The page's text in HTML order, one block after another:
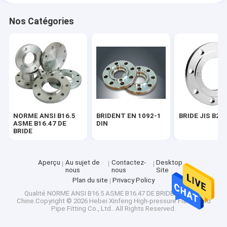
Nos Catégories
NORME ANSI B16.5
ASME B16.47 DE
BRIDE
BRIDENT EN 1092-1
DIN
BRIDE JIS
Aperçu
Au sujet de
nous
Contactez-
nous
Desktop
Site
Plan du site
Privacy Policy
Qualité NORME ANSI B16.5 ASME B16.47 DE BRIDEUsine De
Chine.Copyright © 2026 Hebei Xinfeng High-pressure Flange and
Pipe Fitting Co., Ltd.. All Rights Reserved.